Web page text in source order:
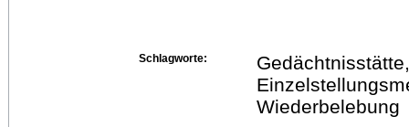
Schlagworte:
Wiederbelebung